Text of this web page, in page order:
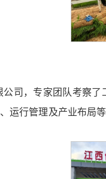
司，专家团队考察
运行管理及产业布局